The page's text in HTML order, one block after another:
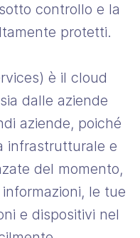
controllo e la
protetti.
è il cloud
dalle aziende
aziende, poiché
infrastrutturale e
del momento,
le tue
e dispositivi nel